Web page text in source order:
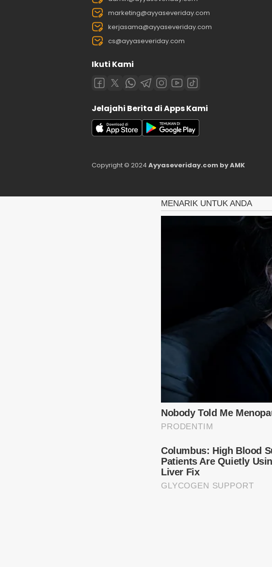
marketing@ayyaseveriday.com
kerjasama@ayyaseveriday.com
cs@ayyaseveriday.com
Ikuti Kami
Jelajahi Berita di Apps Kami
Copyright © 2024 Ayyaseveriday.com by AMK